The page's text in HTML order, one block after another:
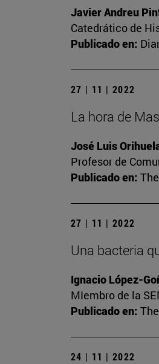
Javier Andreu
Catedrático de
Publicado en:
27 | 11 | 2022
La hora de
José Luis
Profesor de
Publicado en:
27 | 11 | 2022
Una bacteria
Ignacio López-
MIembro de la
Publicado en:
24 | 11 | 2022